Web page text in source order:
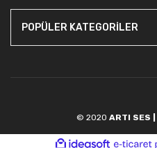
POPÜLER KATEGORİLER
© 2020 ARTI SES |
ideasoft